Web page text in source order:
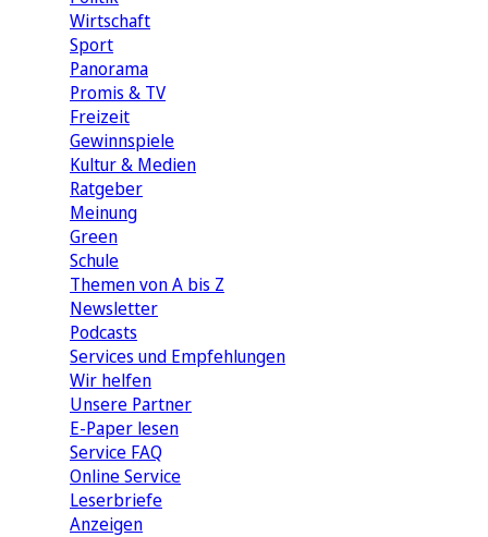
Wirtschaft
Sport
Panorama
Promis & TV
Freizeit
Gewinnspiele
Kultur & Medien
Ratgeber
Meinung
Green
Schule
Themen von A bis Z
Newsletter
Podcasts
Services und Empfehlungen
Wir helfen
Unsere Partner
E-Paper lesen
Service FAQ
Online Service
Leserbriefe
Anzeigen